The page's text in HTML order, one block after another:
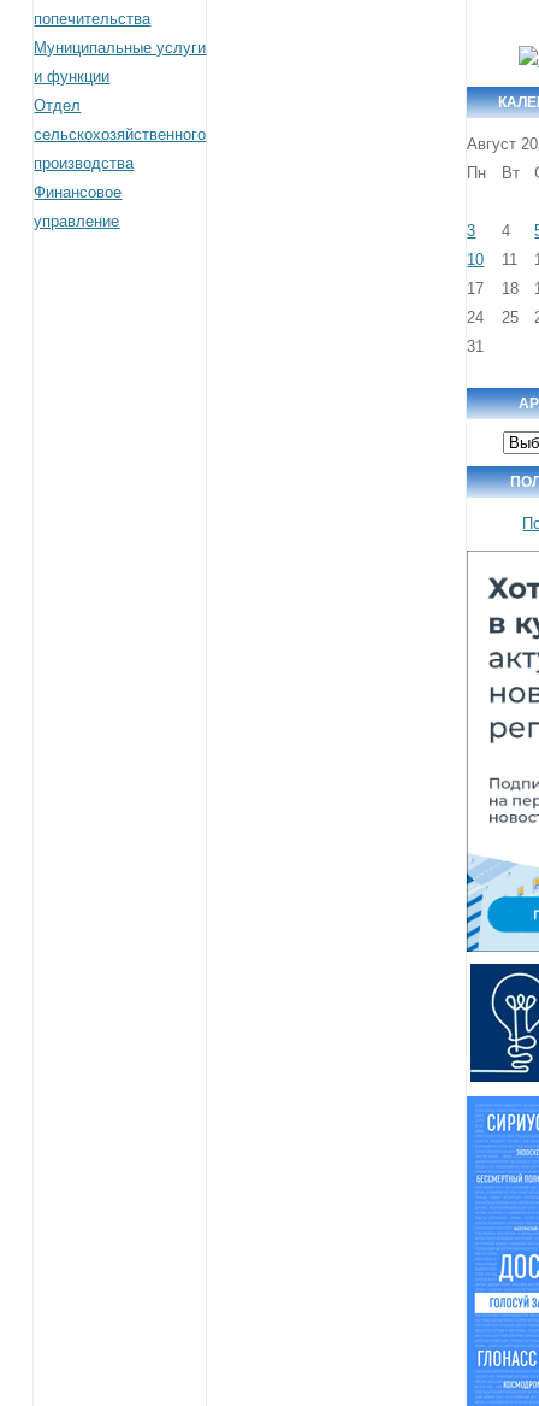
попечительства
Муниципальные услуги
и функции
Отдел
сельскохозяйственного
производства
Финансовое
управление
Август
Пн
Вт
3 4
10
11
17
18
24
25
31